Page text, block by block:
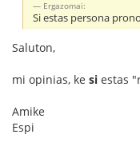
Ergazomai:
Si estas persona
Saluton,
mi opinias, ke si estas
Amike
Espi